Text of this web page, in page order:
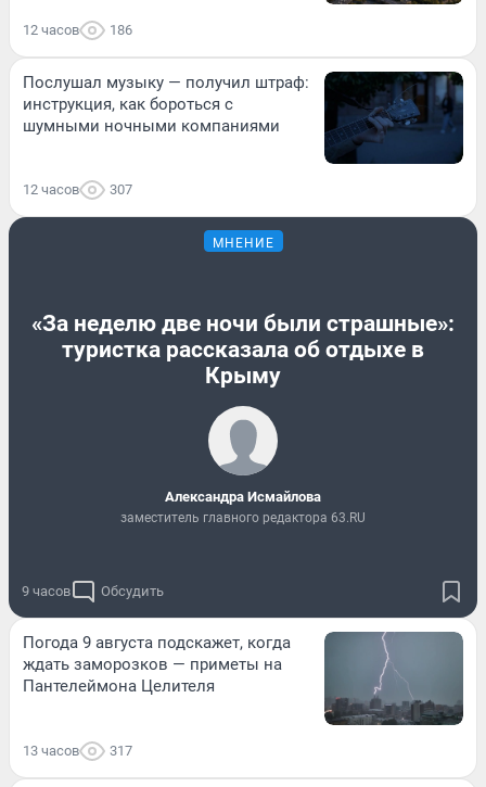
12 часов 186
Послушал музыку — получил штраф:
инструкция, как бороться с
шумными ночными компаниями
12 часов 307
МНЕНИЕ
«За неделю две ночи были страшные»:
туристка рассказала об отдыхе в
Крыму
Александра Исмайлова
заместитель главного редактора 63.RU
9 часов Обсудить
Погода 9 августа подскажет, когда
ждать заморозков — приметы на
Пантелеймона Целителя
13 часов 317